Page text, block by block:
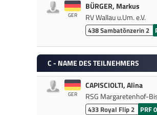
GER
BÜRGER, Markus
RV Wallau u.Um. e.V.
438Sambatõnzerin 2
C - NAME DES TEILNEHMERS
GER
CAPISCIOLTI, Alina
RSG Margaretenhof-
433 Royal Flip 2 PRF